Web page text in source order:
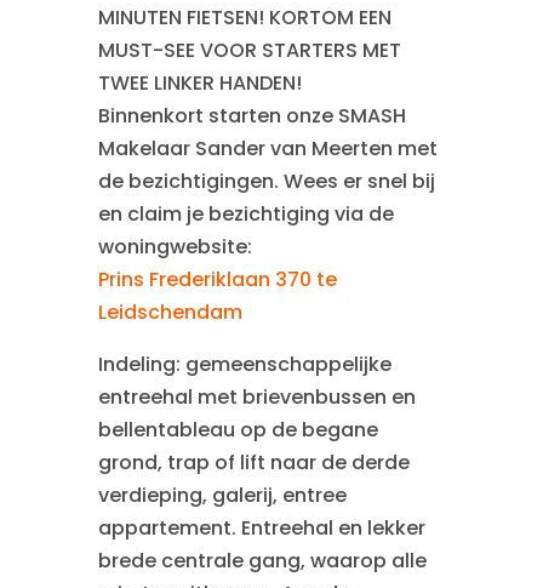
MINUTEN FIETSEN! KORTOM EEN
MUST-SEE VOOR STARTERS MET
TWEE LINKER HANDEN!
Binnenkort starten onze SMASH
Makelaar Sander van Meerten met
de bezichtigingen. Wees er snel bij
en claim je bezichtiging via de
woningwebsite:
Prins Frederiklaan 370 te
Leidschendam
Indeling: gemeenschappelijke
entreehal met brievenbussen en
bellentableau op de begane
grond, trap of lift naar de derde
verdieping, galerij, entree
appartement. Entreehal en lekker
brede centrale gang, waarop alle